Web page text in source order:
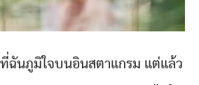
ฉันภูมิใจบนอินสตาแกรม แต่แล้ว